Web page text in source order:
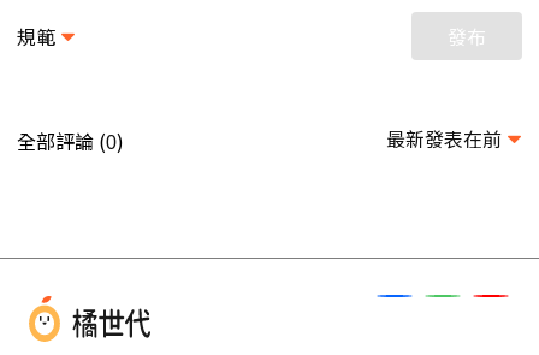
規範 發布
全部評論 (0) 最新發表在前